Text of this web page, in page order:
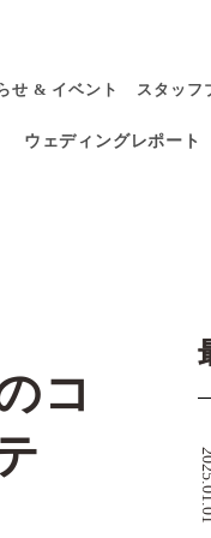
せ & イベント スタッフ
ウェディングレポート
コ